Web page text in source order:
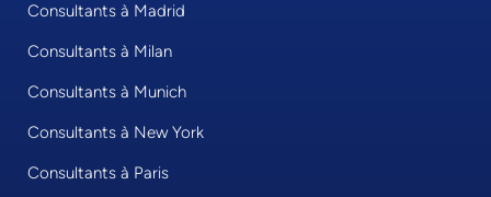
Consultants à Madrid
Consultants à Milan
Consultants à Munich
Consultants à New York
Consultants à Paris